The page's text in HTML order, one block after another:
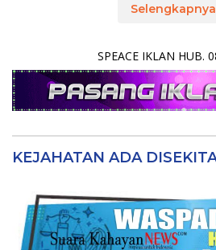
Selengkapnya
SPEACE
KEJAHATAN ADA